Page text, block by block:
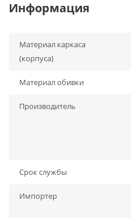
Информация
Материал каркаса
(корпуса)
Материал обивки
Производитель
Срок службы
Импортер